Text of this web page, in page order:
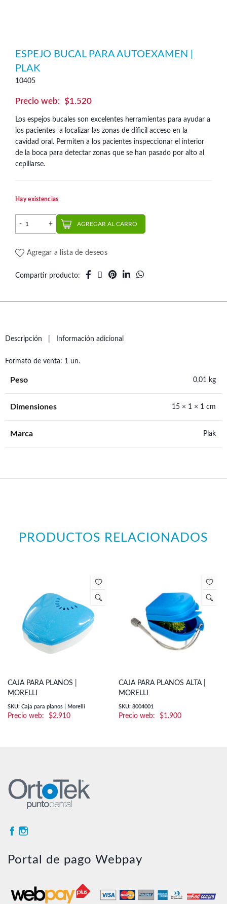
ESPEJO BUCAL PARA AUTOEXAMEN |
PLAK
10405
$1.520
Los espejos bucales son excelentes herramientas para ayudar a
los pacientes a localizar las zonas de díficil acceso en la
cavidad oral. Permiten a los pacientes inspeccionar el interior
de la boca para detectar zonas que se han pasado por alto al
cepillarse.
Hay existencias
Espejo bucal para autoexamen | Plak cantidad
AGREGAR AL CARRO
Agregar a lista de deseos
Compartir producto
Descripción Información adicional
Formato de venta: 1 un.
Peso 0,01 kg
Dimensiones 15 × 1 × 1 cm
Marca Plak
PRODUCTOS RELACIONADOS
CAJA PARA PLANOS |
MORELLI
SKU: Caja para planos | Morelli
$2.910
CAJA PARA PLANOS ALTA |
MORELLI
SKU: 8004001
$1.900
Portal de pago Webpay